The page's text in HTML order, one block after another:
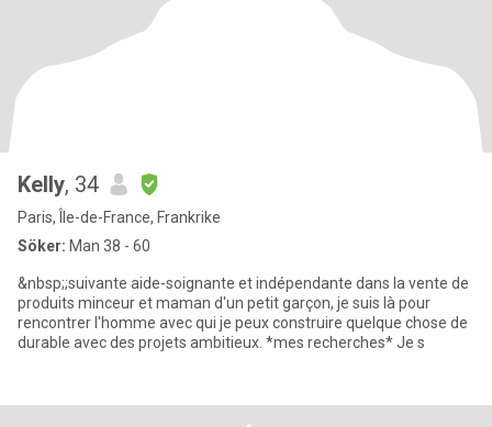
Kelly, 34
Paris, Île-de-France, Frankrike
Söker: Man 38 - 60
&nbsp;;suivante aide-soignante et indépendante dans la vente de
produits minceur et maman d'un petit garçon, je suis là pour
rencontrer l'homme avec qui je peux construire quelque chose de
durable avec des projets ambitieux. *mes recherches* Je s